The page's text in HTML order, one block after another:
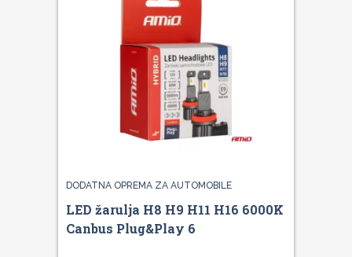
DODATNA OPREMA ZA AUTOMOBILE
LED žarulja H8 H9 H11 H16 6000K
Canbus Plug&Play 6